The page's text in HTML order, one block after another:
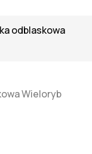
odblaskowa
Wieloryb